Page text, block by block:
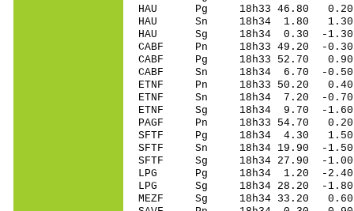
HAU Pg 18h33
HAU Sn 18h34
HAU Sg 18h34 0.30 -1.30
CABF Pn 18h33
CABF Pg 18h33
CABF Sn 18h34 6.70 -
ETNF Pn 18h33
ETNF Sn 18h34
ETNF Sg 18h34 9.70 -1.60
PAGF Pn 18h33
SFTF Pg 18h34
SFTF Sn 18h34
SFTF Sg 18h34
LPG Pg 18h34
LPG Sg 18h34 28.20 -
MEZF Sg 18h34 33.20